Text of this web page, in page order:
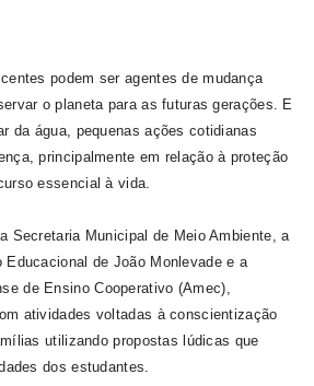
podem ser agentes de mudança
o planeta para as futuras gerações. E
da água, pequenas ações cotidianas
principalmente em relação à proteção
essencial à vida.
Secretaria Municipal de Meio Ambiente, a
Educacional de João Monlevade e a
de Ensino Cooperativo (Amec),
atividades voltadas à conscientização
utilizando propostas lúdicas que
dos estudantes.